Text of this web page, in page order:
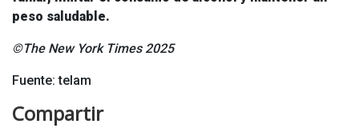
peso saludable.
©The New York Times 2025
Fuente: telam
Compartir